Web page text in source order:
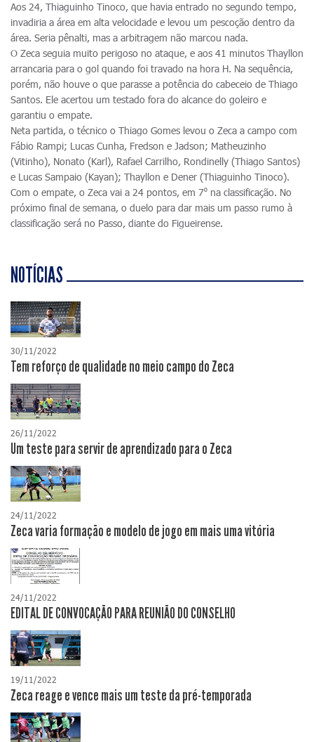
Aos 24, Thiaguinho Tinoco, que havia entrado no segundo tempo,
invadiria a área em alta velocidade e levou um pescoção dentro da
área. Seria pênalti, mas a arbitragem não marcou nada.
O Zeca seguia muito perigoso no ataque, e aos 41 minutos Thayllon
arrancaria para o gol quando foi travado na hora H. Na sequência,
porém, não houve o que parasse a potência do cabeceio de Thiago
Santos. Ele acertou um testado fora do alcance do goleiro e
garantiu o empate.
Neta partida, o técnico o Thiago Gomes levou o Zeca a campo com
Fábio Rampi; Lucas Cunha, Fredson e Jadson; Matheuzinho
(Vitinho), Nonato (Karl), Rafael Carrilho, Rondinelly (Thiago Santos)
e Lucas Sampaio (Kayan); Thayllon e Dener (Thiaguinho Tinoco).
Com o empate, o Zeca vai a 24 pontos, em 7⁰ na classificação. No
próximo final de semana, o duelo para dar mais um passo rumo à
classificação será no Passo, diante do Figueirense.
NOTÍCIAS
30/11/2022
Tem reforço de qualidade no meio campo do Zeca
26/11/2022
Um teste para servir de aprendizado para o Zeca
24/11/2022
Zeca varia formação e modelo de jogo em mais uma vitória
24/11/2022
EDITAL DE CONVOCAÇÃO PARA REUNIÃO DO CONSELHO
19/11/2022
Zeca reage e vence mais um teste da pré-temporada